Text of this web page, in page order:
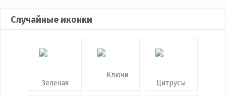
Случайные иконки